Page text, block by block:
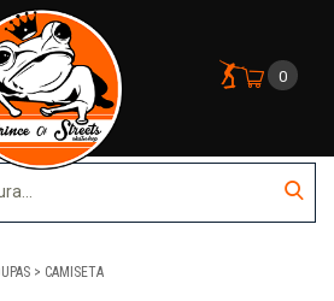
0
CAMISETA